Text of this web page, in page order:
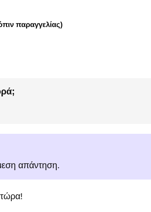
παραγγελίας)
απάντηση.